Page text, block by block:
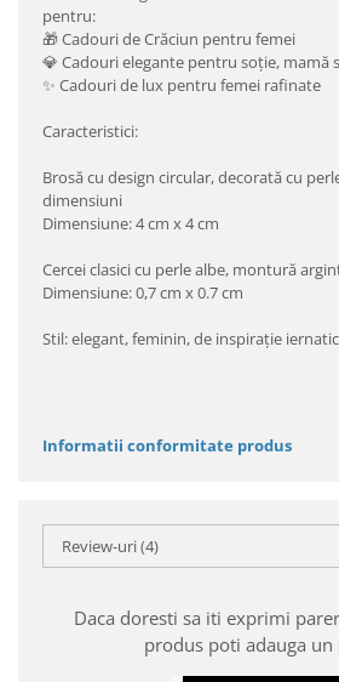
pentru:
🎁 Cadouri de Crăciun pentru femei
💎 Cadouri elegante pentru soție, mamă
✨ Cadouri de lux pentru femei rafinate
Caracteristici:
Brosă cu design circular, decorată cu
dimensiuni
Dimensiune: 4 cm x 4 cm
Cercei clasici cu perle albe, montură
Dimensiune: 0,7 cm x 0.7 cm
Stil: elegant, feminin, de inspirație
Informatii conformitate produs
Review-uri(4)
Daca doresti sa iti exprimi
produs poti adauga un